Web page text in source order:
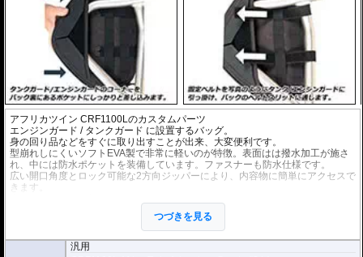
アフリカツイン CRF1100Lのカスタムパーツ
エンジンガード / タンクガード に設置するバッグ。
身の回り品などをすぐに取り出すことが出来、大変便利です。
型崩れしにくいソフトEVA製で非常に軽いのが特徴。表面はは撥水加工が施さ
れ、中には防水ポケットを装備しています。ファスナーも防水仕様です。
広い開口角度とロック可能な2方向ジッパーにより、内容物に簡単にアクセスで
きます。
商品は汎用ですが、下記適合車種のヘプコ&ベッカーエンジンガード/タンクガ
ードで取付が確認されています。
つづきを見る
汎用